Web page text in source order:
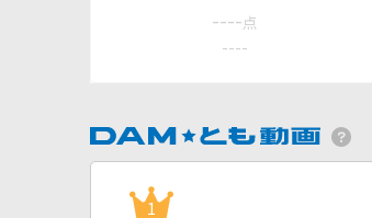
---- 点
----
1